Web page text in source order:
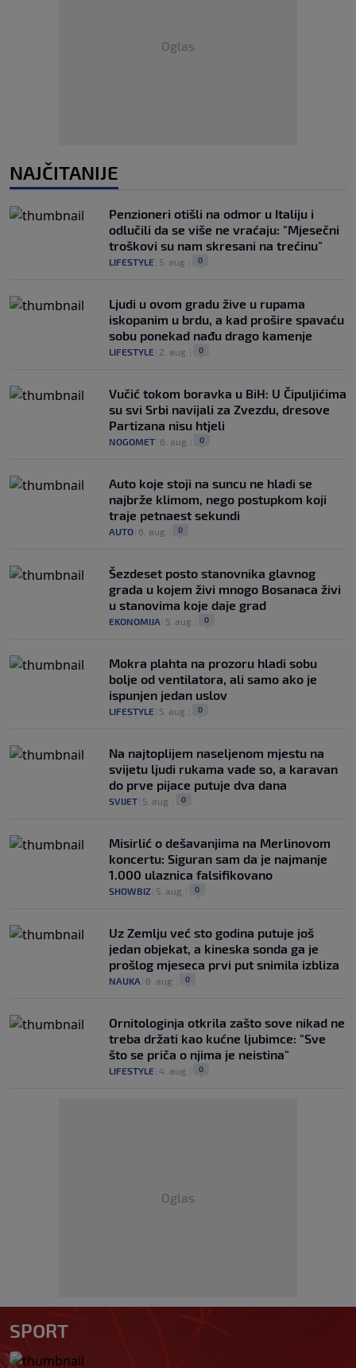
Oglas
NAJČITANIJE
Penzioneri otišli na odmor u Italiju i
odlučili da se više ne vraćaju: "Mjesečni
troškovi su nam skresani na trećinu"
LIFESTYLE 5. aug. 0
Ljudi u ovom gradu žive u rupama
iskopanim u brdu, a kad prošire spavaću
sobu ponekad nađu drago kamenje
LIFESTYLE 2. aug. 0
Vučić tokom boravka u BiH: U Čipuljićima
su svi Srbi navijali za Zvezdu, dresove
Partizana nisu htjeli
NOGOMET 6. aug. 0
Auto koje stoji na suncu ne hladi se
najbrže klimom, nego postupkom koji
traje petnaest sekundi
AUTO 6. aug. 0
Šezdeset posto stanovnika glavnog
grada u kojem živi mnogo Bosanaca živi
u stanovima koje daje grad
EKONOMIJA 5. aug. 0
Mokra plahta na prozoru hladi sobu
bolje od ventilatora, ali samo ako je
ispunjen jedan uslov
LIFESTYLE 5. aug. 0
Na najtoplijem naseljenom mjestu na
svijetu ljudi rukama vade so, a karavan
do prve pijace putuje dva dana
SVIJET 5. aug. 0
Misirlić o dešavanjima na Merlinovom
koncertu: Siguran sam da je najmanje
1.000 ulaznica falsifikovano
SHOWBIZ 5. aug. 0
Uz Zemlju već sto godina putuje još
jedan objekat, a kineska sonda ga je
prošlog mjeseca prvi put snimila izbliza
NAUKA 6. aug. 0
Ornitologinja otkrila zašto sove nikad ne
treba držati kao kućne ljubimce: "Sve
što se priča o njima je neistina"
LIFESTYLE 4. aug. 0
Oglas
SPORT